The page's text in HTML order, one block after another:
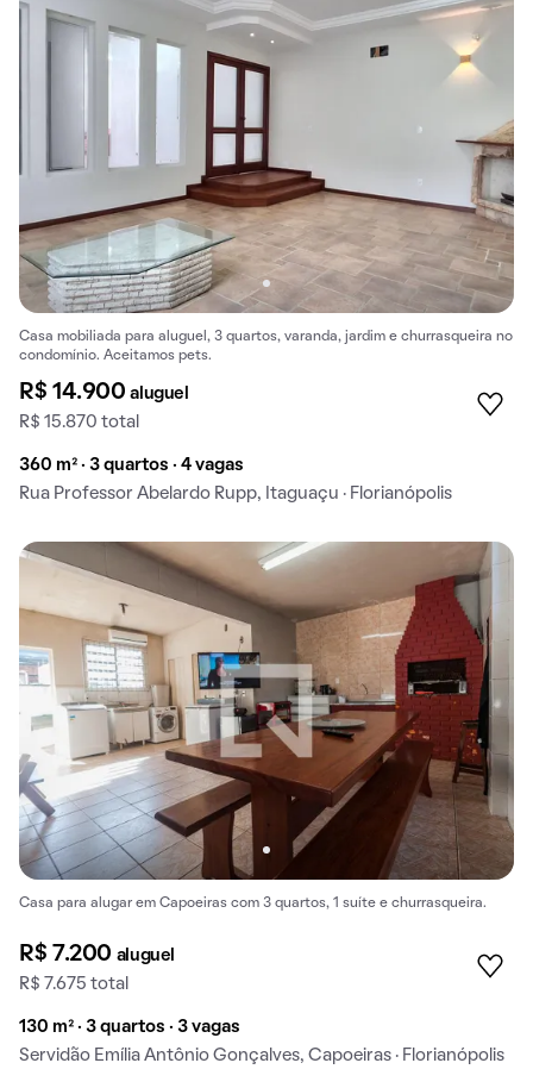
Casa mobiliada para aluguel, 3 quartos, varanda, jardim e churrasqueira no
condomínio. Aceitamos pets.
R$ 14.900aluguel
R$ 15.870 total
360 m² · 3 quartos · 4 vagas
Rua Professor Abelardo Rupp, Itaguaçu · Florianópolis
Casa para alugar em Capoeiras com 3 quartos, 1 suíte e churrasqueira.
R$ 7.200 aluguel
R$ 7.675 total
130 m² · 3 quartos · 3 vagas
Servidão Emília Antônio Gonçalves, Capoeiras · Florianópolis